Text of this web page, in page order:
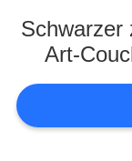
ÜBER
UNS
Schwarzer
Art-